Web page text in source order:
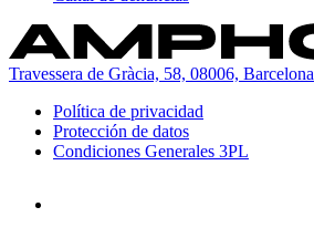
Travessera de Gràcia, 58, 08006, Barcelona
Política de privacidad
Protección de datos
Condiciones Generales 3PL